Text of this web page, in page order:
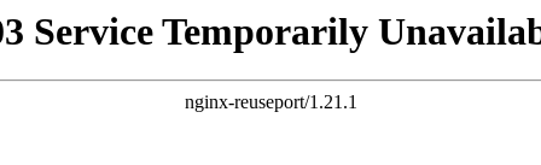
Service Temporarily
nginx-reuseport/1.21.1